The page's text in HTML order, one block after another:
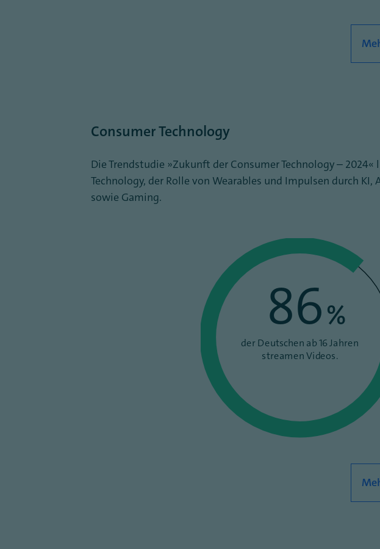
Consumer Technology
Die Trendstudie „Zukunft der Consumer Technology –
Technology, der Rolle von Wearables und Impulsen durch
sowie Gaming.
86%
der Deutschen ab 16 Jahren
streamen Videos.